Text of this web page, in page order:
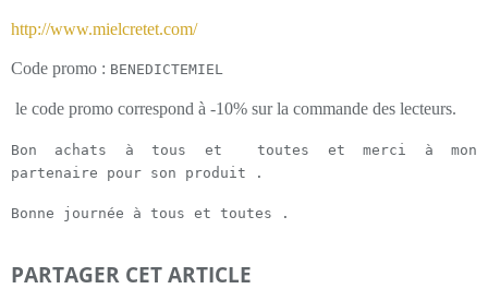
http://www.mielcretet.com/
Code promo : BENEDICTEMIEL
le code promo correspond à -10% sur la commande des lecteurs.
Bon achats à tous et toutes et merci à mon
partenaire pour son produit .
Bonne journée à tous et toutes .
PARTAGER CET ARTICLE